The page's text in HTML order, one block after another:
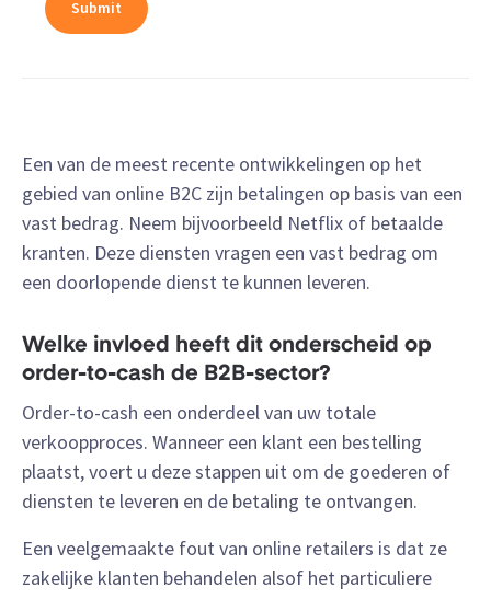
Een van de meest recente ontwikkelingen op het
gebied van online B2C zijn betalingen op basis van een
vast bedrag. Neem bijvoorbeeld Netflix of betaalde
kranten. Deze diensten vragen een vast bedrag om
een doorlopende dienst te kunnen leveren.
Welke invloed heeft dit onderscheid op
order-to-cash de B2B-sector?
Order-to-cash een onderdeel van uw totale
verkoopproces. Wanneer een klant een bestelling
plaatst, voert u deze stappen uit om de goederen of
diensten te leveren en de betaling te ontvangen.
Een veelgemaakte fout van online retailers is dat ze
zakelijke klanten behandelen alsof het particuliere